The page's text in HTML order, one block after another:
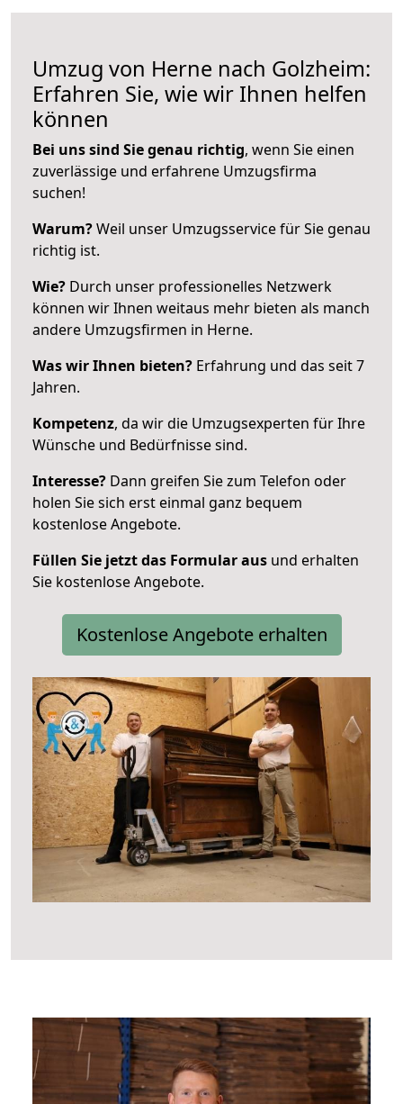
Umzug von Herne nach Golzheim:
Erfahren Sie, wie wir Ihnen helfen
können
Bei uns sind Sie genau richtig, wenn Sie einen
zuverlässige und erfahrene Umzugsfirma
suchen!
Warum?Weil unser Umzugsservice für Sie genau
richtig ist.
Wie? Durch unser professionelles Netzwerk
können wir Ihnen weitaus mehr bieten als manch
andere Umzugsfirmen in Herne.
Was wir Ihnen bieten? Erfahrung und das seit 7
Jahren.
Kompetenz, da wir die Umzugsexperten für Ihre
Wünsche und Bedürfnisse sind.
Interesse? Dann greifen Sie zum Telefon oder
holen Sie sich erst einmal ganz bequem
kostenlose Angebote.
Füllen Sie jetzt das Formular aus und erhalten
Sie kostenlose Angebote.
Kostenlose Angebote erhalten